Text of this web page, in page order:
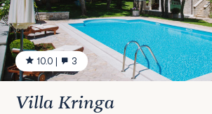
10.0 | 3
Villa Kringa